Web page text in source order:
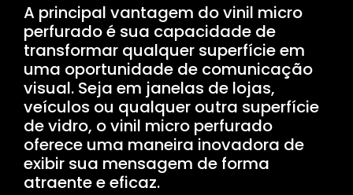
A principal vantagem do vinil micro
perfurado é sua capacidade de
transformar qualquer superfície em
uma oportunidade de comunicação
visual. Seja em janelas de lojas,
veículos ou qualquer outra superfície
de vidro, o vinil micro perfurado
oferece uma maneira inovadora de
exibir sua mensagem de forma
atraente e eficaz.